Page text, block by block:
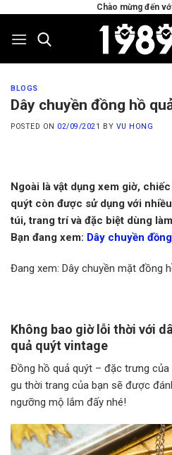
content
Chào mừng đến
BLOGS
Dây chuyền đồng hồ
POSTED ON 02/09/2021 BY VU HONG
Ngoài là vật dụng xem giờ,
quýt còn được sử dụng với
túi, trang trí và đặc biệt dùng
Bạn đang xem: Dây chuyền
Đang xem: Dây chuyền mặt đồng
Không bao giờ lỗi thời với
quả quýt vintage
Đồng hồ quả quýt – đặc trưng
gu thời trang của bạn sẽ được
ngưỡng mộ lắm đấy nhé!